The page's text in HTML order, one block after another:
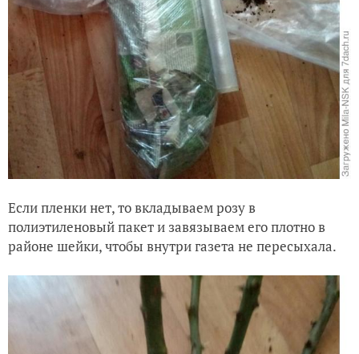
Если пленки нет, то вкладываем розу в
полиэтиленовый пакет и завязываем его плотно в
районе шейки, чтобы внутри газета не пересыхала.